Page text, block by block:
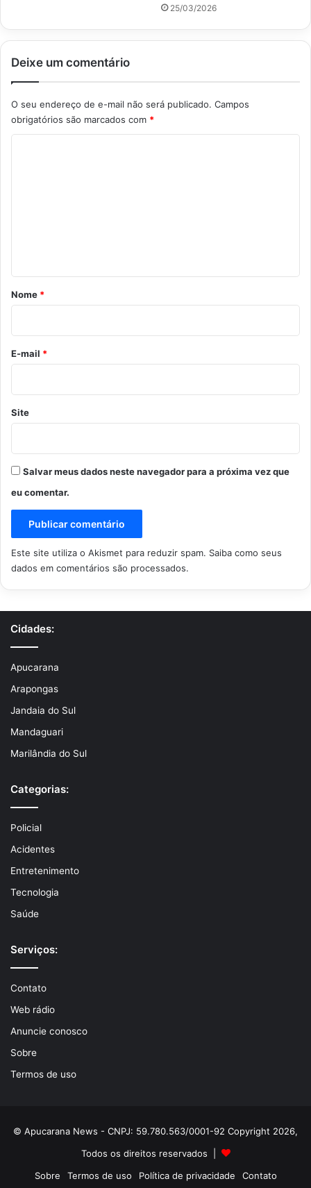
25/03/2026
Deixe um comentário
O seu endereço de e-mail não será publicado. Campos
obrigatórios são marcados com *
r
o
*
Nome *
E-mail *
Site
Salvar meus dados neste navegador para a próxima vez que
eu comentar.
Este site utiliza o Akismet para reduzir spam. Saiba como seus
dados em comentários são processados.
Cidades:
Apucarana
Arapongas
Jandaia do Sul
Mandaguari
Marilândia do Sul
Categorias:
Policial
Acidentes
Entretenimento
Tecnologia
Saúde
Serviços:
Contato
Web rádio
Anuncie conosco
Sobre
Termos de uso
© Apucarana News - CNPJ: 59.780.563/0001-92 Copyright 2026,
Todos os direitos reservados |
Sobre
Termos de uso Política de privacidade Contato